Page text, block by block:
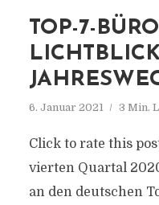
TOP-7-
6. Januar 2021 3 Min.
Click to rate this
vierten Quartal
an den deutschen